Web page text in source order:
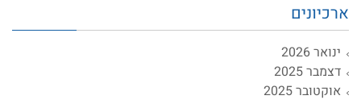
ארכיונים
ינואר 2026
דצמבר 2025
אוקטובר 2025